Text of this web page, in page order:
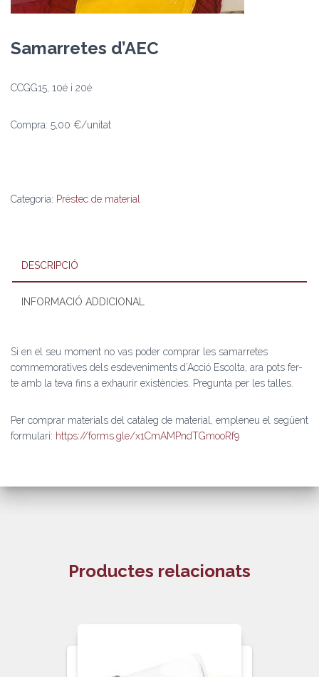
Samarretes d’AEC
CCGG15, 10é i 20é
Compra: 5,00 €/unitat
Categoria: Préstec de material
DESCRIPCIÓ
INFORMACIÓ ADDICIONAL
Si en el seu moment no vas poder comprar les samarretes
commemoratives dels esdeveniments d’Acció Escolta, ara pots fer-
te amb la teva fins a exhaurir existències. Pregunta per les talles.
Per comprar materials del catàleg de material, empleneu el següent
formulari: https://forms.gle/x1CmAMPndTGmooRf9
Productes relacionats